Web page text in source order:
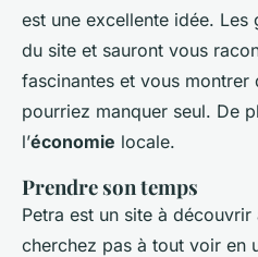
est une excellente idée.
du site et sauront vous
fascinantes et vous montrer
pourriez manquer seul. De
l’économie locale.
Prendre son temps
Petra est un site à
cherchez pas à tout voir en